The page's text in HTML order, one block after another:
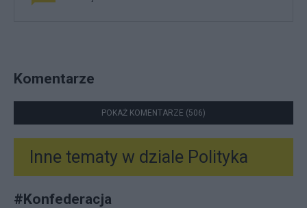
Komentarze
POKAŻ KOMENTARZE (506)
Inne tematy w dziale Polityka
#Konfederacja